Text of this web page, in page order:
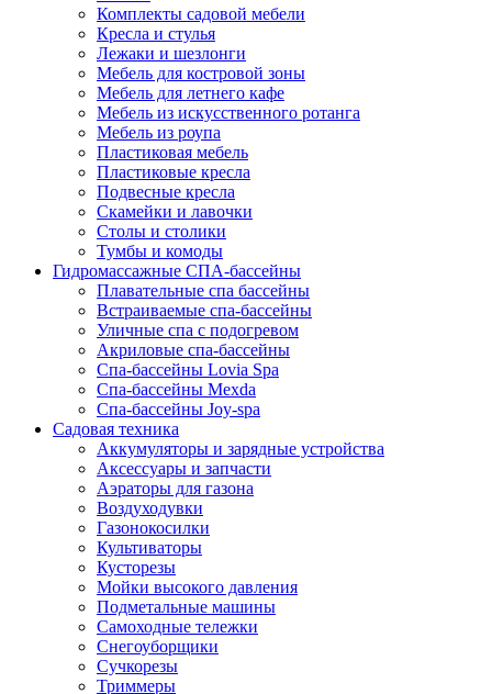
Комплекты садовой мебели
Кресла и стулья
Лежаки и шезлонги
Мебель для костровой зоны
Мебель для летнего кафе
Мебель из искусственного ротанга
Мебель из роупа
Пластиковая мебель
Пластиковые кресла
Подвесные кресла
Скамейки и лавочки
Столы и столики
Тумбы и комоды
Гидромассажные СПА-бассейны
Плавательные спа бассейны
Встраиваемые спа-бассейны
Уличные спа с подогревом
Акриловые спа-бассейны
Спа-бассейны Lovia Spa
Спа-бассейны Mexda
Спа-бассейны Joy-spa
Садовая техника
Аккумуляторы и зарядные устройства
Аксессуары и запчасти
Аэраторы для газона
Воздуходувки
Газонокосилки
Культиваторы
Кусторезы
Мойки высокого давления
Подметальные машины
Самоходные тележки
Снегоуборщики
Сучкорезы
Триммеры